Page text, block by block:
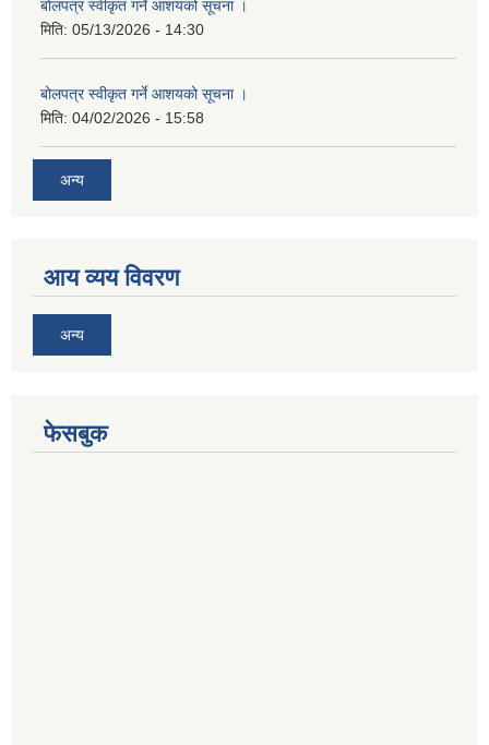
बोलपत्र स्वीकृत गर्ने आशयको सूचना ।
मिति: 05/13/2026 - 14:30
बोलपत्र स्वीकृत गर्ने आशयको सूचना ।
मिति: 04/02/2026 - 15:58
अन्य
आय व्यय विवरण
अन्य
फेसबुक